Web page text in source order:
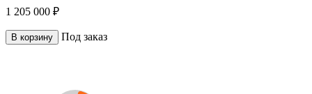
1 205 000 ₽
В корзину Под заказ